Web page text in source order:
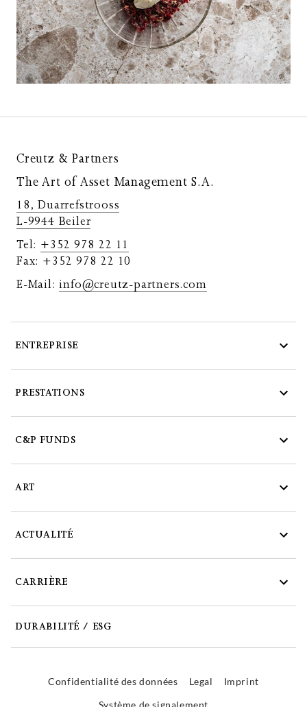
Creutz & Partners
The Art of Asset Management S.A.
18, Duarrefstrooss
L-9944 Beiler
Tel: +352 978 22 11
Fax: +352 978 22 10
E-Mail:info@creutz-partners.com
ENTREPRISE
PRESTATIONS
C&P FUNDS
ART
ACTUALITÉ
CARRIÈRE
DURABILITÉ / ESG
Confidentialité des données Legal
Imprint
Système de signalement